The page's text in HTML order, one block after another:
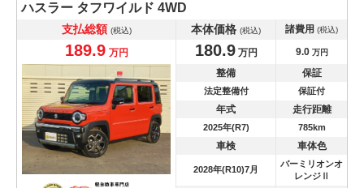
ハスラー タフワイルド 4WD
支払総額 (税込) 本体価格 (税込) 諸費用 (税込)
189.9 万円 180.9万円 9.0万円
整備 保証
法定整備付 保証付
年式 走行距離
2025年(R7) 785km
車検 車体色
2028年(R10)7月
バーミリオンオ
レンジⅡ